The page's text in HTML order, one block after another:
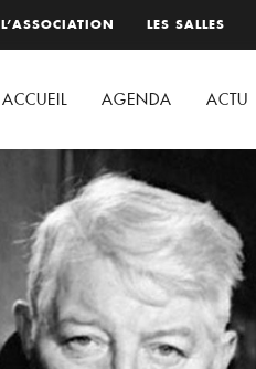
L’ASSOCIATION LES SALLES
ACCUEIL AGENDA ACTU